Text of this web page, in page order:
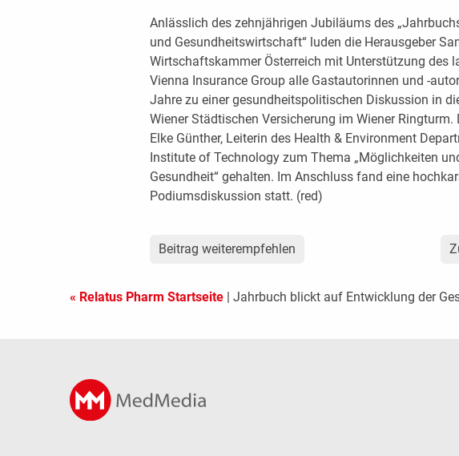
Anlässlich des zehnjährigen Jubiläums des
und Gesundheitswirtschaft“ luden die Herausgeber
Wirtschaftskammer Österreich mit Unterstützung des
Vienna Insurance Group alle Gastautorinnen und -
Jahre zu einer gesundheitspolitischen Diskussion in
Wiener Städtischen Versicherung im Wiener Ringturm.
Elke Günther, Leiterin des Health & Environment
Institute of Technology zum Thema „Möglichkeiten
Gesundheit“ gehalten. Im Anschluss fand eine
Podiumsdiskussion statt. (red)
Beitrag weiterempfehlen
« Relatus Pharm Startseite | Jahrbuch blickt auf Entwicklung der